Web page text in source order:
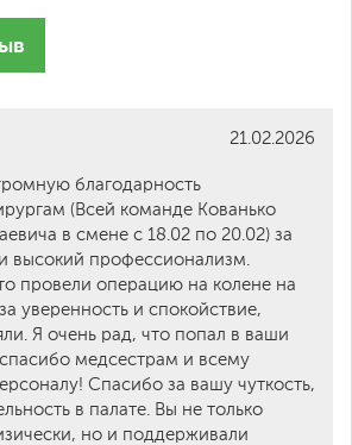
21.02.2026
благодарность
(Всей команде Кованько
в смене с 18.02 по 20.02) за
высокий профессионализм.
провели операцию на колене на
уверенность и спокойствие,
Я очень рад, что попал в ваши
медсестрам и всему
Спасибо за вашу чуткость,
в палате. Вы не только
но и поддерживали